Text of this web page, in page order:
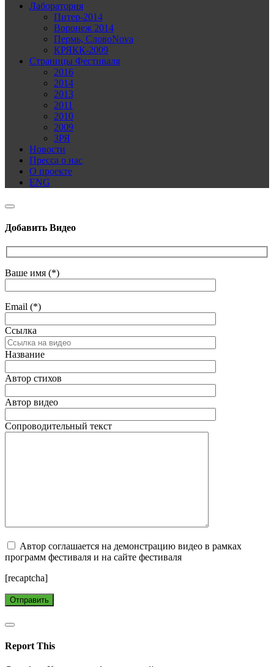
Лаборатория
Питер-2014
Воронеж 2014
Пермь, СловоNova
КРЯКК-2009
Страницы Фестиваля
2016
2014
2013
2011
2010
2009
ЗРЯ
Новости
Пресса о нас
О проекте
ENG
Добавить Видео
Ваше имя (*)
Email (*)
Ссылка
Название
Автор стихов
Автор видео
Сопроводительный текст
Автор соглашается на демонстрацию видео в рамках
программ фестиваля и на сайте фестиваля
[recaptcha]
Report This